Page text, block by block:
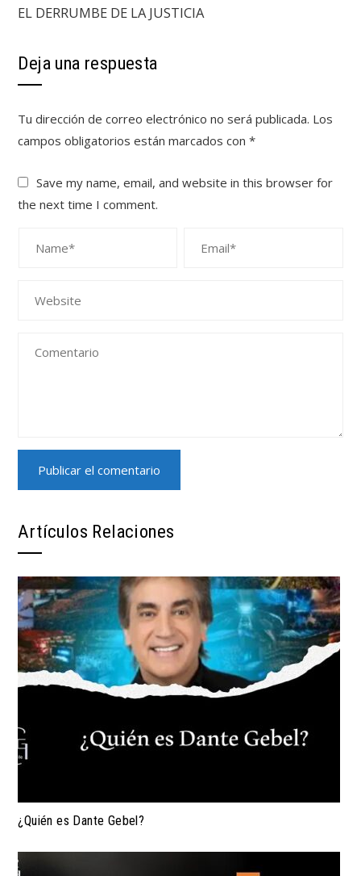
EL DERRUMBE DE LA JUSTICIA
Deja una respuesta
Tu dirección de correo electrónico no será publicada. Los
campos obligatorios están marcados con*
Save my name, email, and website in this browser for
the next time I comment.
Artículos Relaciones
¿Quién es Dante Gebel?